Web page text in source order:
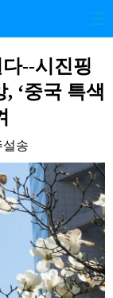
정치
포토
오피니언
--시진핑
‘중국 특색
설송